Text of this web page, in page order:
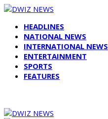
HEADLINES
NATIONAL NEWS
INTERNATIONAL NEWS
ENTERTAINMENT
SPORTS
FEATURES